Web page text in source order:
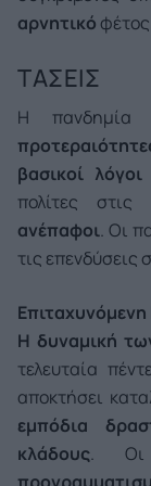
αρνητικό
ΤΑΣΕΙΣ
Η πανδημία
βασικοί λόγοι
πολίτες στις
ανέπαφοι. Οι
τις επενδύσεις
Επιταχυνόμενη
Η δυναμική
τελευταία
αποκτήσει
εμπόδια
κλάδους.